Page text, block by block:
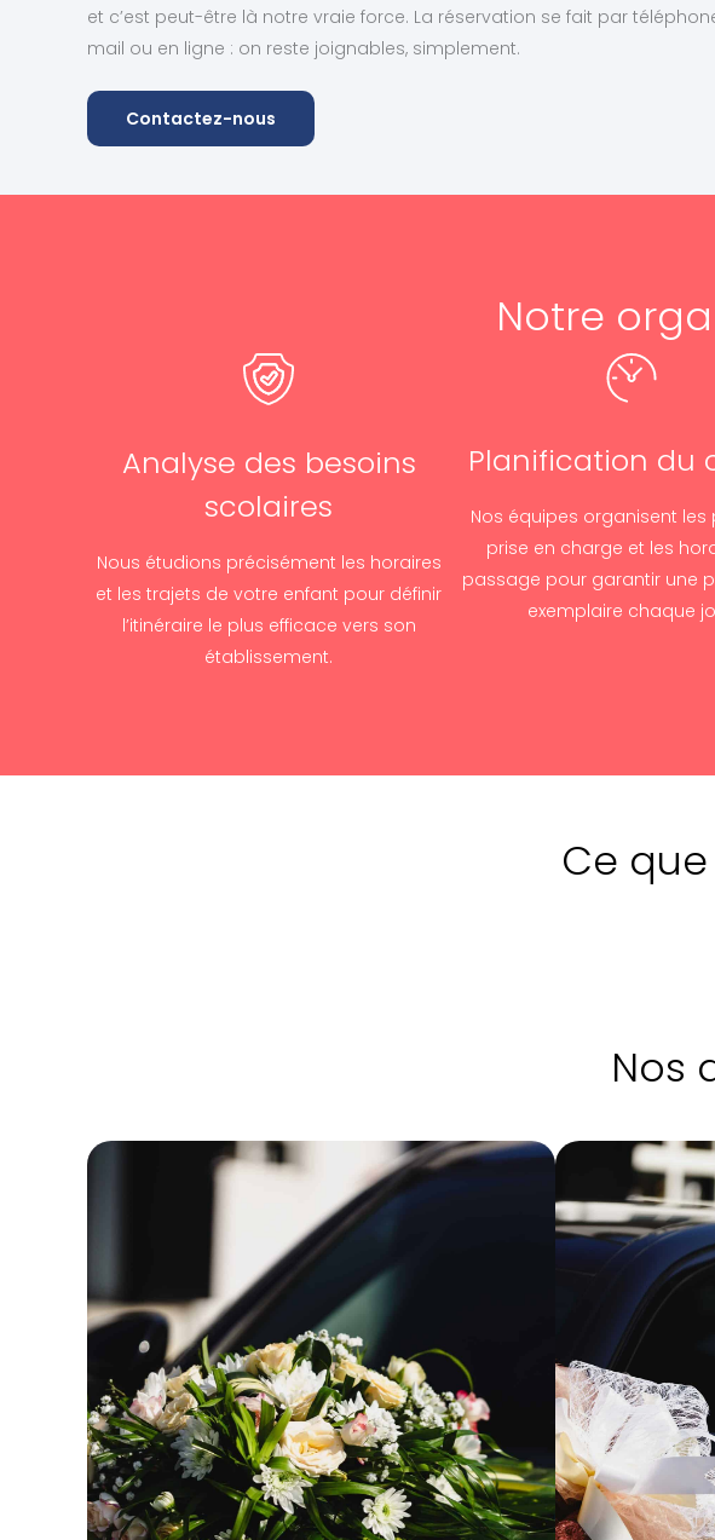
et c’est peut-être là notre vraie force. La réservation se fait par
mail ou en ligne : on reste joignables, simplement.
Contactez-nous
Notre
Analyse des besoins
scolaires
Nous étudions précisément les horaires
et les trajets de votre enfant pour définir
l’itinéraire le plus efficace vers son
établissement.
Planification du
Nos équipes organisent les
prise en charge et les
passage pour garantir une
exemplaire chaque
Ce
Nos